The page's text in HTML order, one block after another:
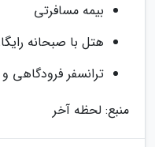
بیمه مسافرتی
هتل با صبحانه
ترانسفر
منبع: لحظه آخر